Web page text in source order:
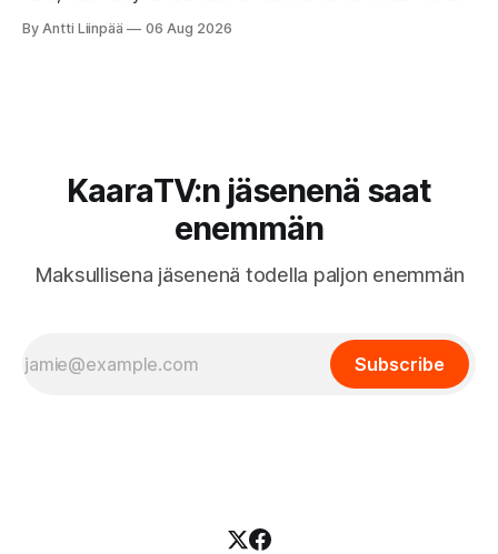
pakettiautoihin ja mitä syksyn 2026 uutuuksilta sopii
By Antti Liinpää 06 Aug 2026
KaaraTV:n jäsenenä saat
enemmän
Maksullisena jäsenenä todella paljon enemmän
Subscribe